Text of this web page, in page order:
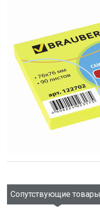
Сопутствующие товары